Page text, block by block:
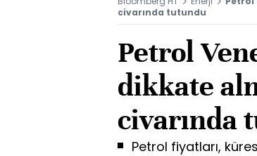
civarında tutundu
Petrol
dikkate
civarında
Petrol fiyatları,